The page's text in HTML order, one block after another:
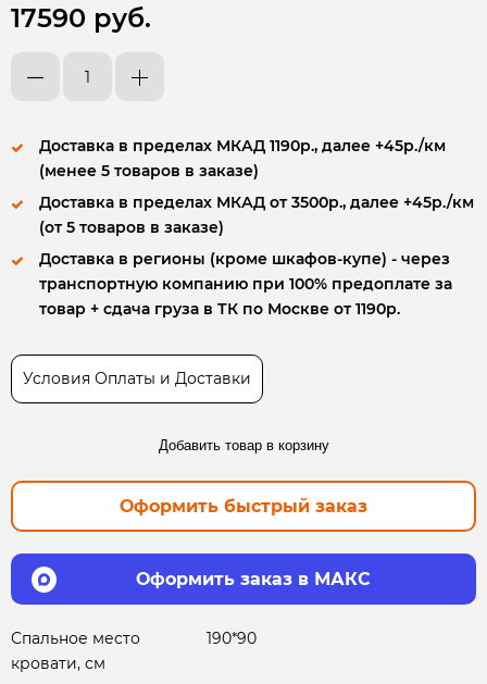
17590 руб.
Доставка в пределах МКАД 1190р., далее +45р./км
(менее 5 товаров в заказе)
Доставка в пределах МКАД от 3500р., далее +45р./км
(от 5 товаров в заказе)
Доставка в регионы (кроме шкафов-купе) - через
транспортную компанию при 100% предоплате за
товар + сдача груза в ТК по Москве от 1190р.
Условия Оплаты и Доставки
Добавить товар в корзину
Оформить быстрый заказ
Оформить заказ в МАКС
Спальное место
кровати, см
190*90